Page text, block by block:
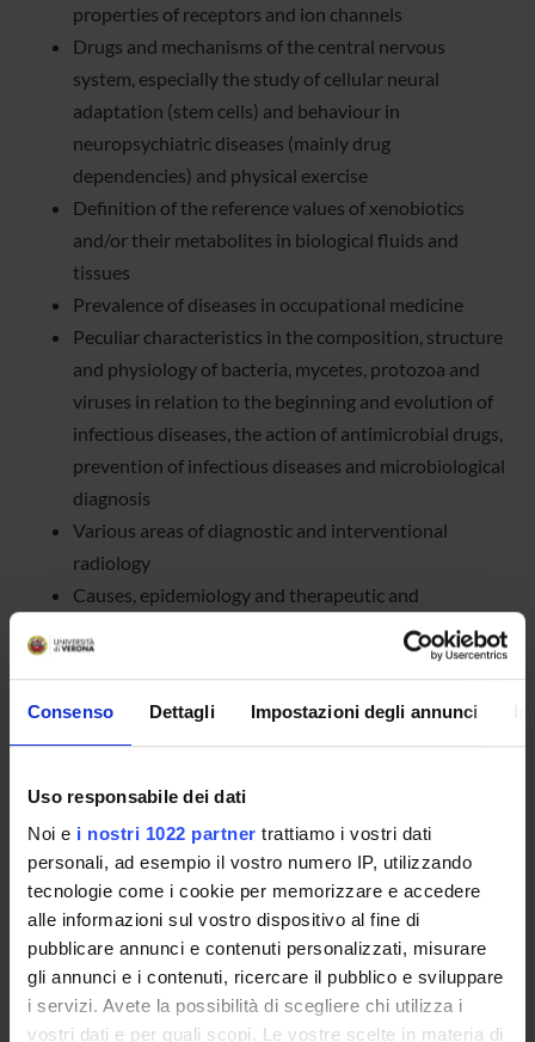
Consenso Dettagli Impostazioni degli annunci
Uso responsabile dei dati
Noi e i nostri 1022 partner trattiamo i vostri dati
personali, ad esempio il vostro numero IP, utilizzando
tecnologie come i cookie per memorizzare e accedere
alle informazioni sul vostro dispositivo al fine di
pubblicare annunci e contenuti personalizzati, misurare
gli annunci e i contenuti, ricercare il pubblico e sviluppare
i servizi. Avete la possibilità di scegliere chi utilizza i
vostri dati e per quali scopi. Le vostre scelte in materia di
properties of receptors and ion channels
Drugs and mechanisms of the central nervous
system, especially the study of cellular neural
adaptation (stem cells) and behaviour in
neuropsychiatric diseases (mainly drug
dependencies) and physical exercise
Definition of the reference values of xenobiotics
and/or their metabolites in biological fluids and
tissues
Prevalence of diseases in occupational medicine
Peculiar characteristics in the composition, structure
and physiology of bacteria, mycetes, protozoa and
viruses in relation to the beginning and evolution of
infectious diseases, the action of antimicrobial drugs,
prevention of infectious diseases and microbiological
diagnosis
Various areas of diagnostic and interventional
radiology
Causes, epidemiology and therapeutic and
preventive strategies of the main infectious diseases,
especially HIV and tropical diseases
markers to diagnose different diseases, mainly in
Molecular biology studies in crime science (DNA
of intragenic regions)
Clinical risk management: analysis of medication
errors leading to criminal and civil responsibility, to
identify common methods of analysis and adopt
preventive measures